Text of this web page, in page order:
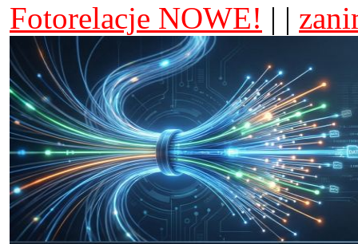
Fotorelacje NOWE! | |